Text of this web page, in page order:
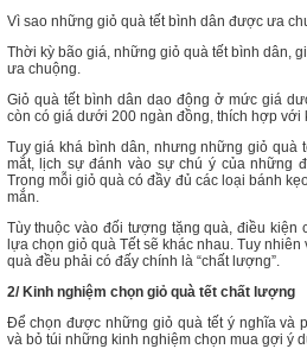
Vì sao những giỏ quà tết bình dân được ưa
Thời kỳ bão giá, những giỏ quà tết bình dân,
ưa chuộng.
Giỏ quà tết bình dân dao động ở mức giá
còn có giá dưới 200 ngàn đồng, thích hợp với
Tuy giá khá bình dân, nhưng những giỏ quà
mắt, lịch sự đánh vào sự chú ý của những
Trong mỗi giỏ quà có đầy đủ các loại bánh
mắn.
Tùy thuộc vào đối tượng tặng quà, điều kiện
lựa chọn giỏ quà Tết sẽ khác nhau. Tuy
quà đều phải có đấy chính là “chất lượng”.
2/ Kinh nghiệm chọn giỏ quà tết chất lượng
Để chọn được những giỏ quà tết ý nghĩa và
và bỏ túi những kinh nghiệm chọn mua gợi ý